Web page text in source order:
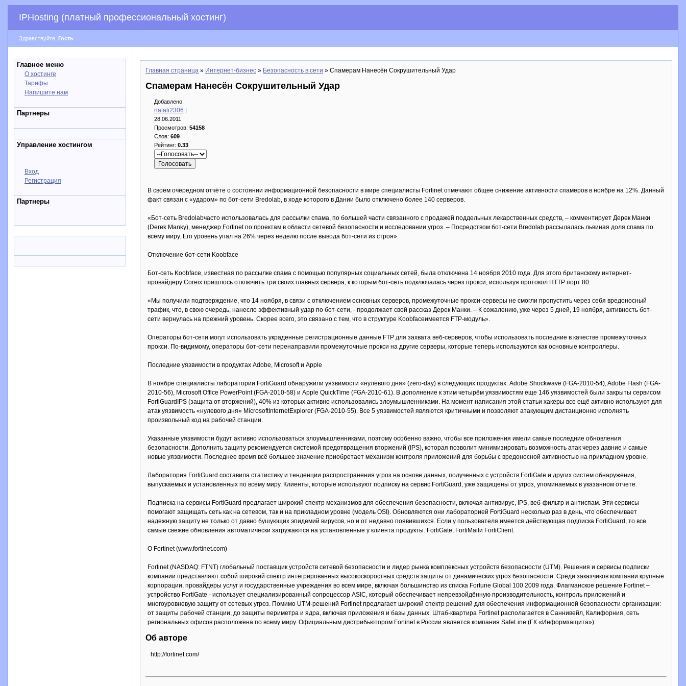
IPHosting (платный профессиональный хостинг)
Здравствуйте, Гость
Главное меню
О хостинге
Тарифы
Напишите нам
Партнеры
Управление хостингом
Вход
Регистрация
Партнеры
Главная страница » Интернет-бизнес » Безопасность в сети » Спамерам Нанесён Сокрушительный Удар
Спамерам Нанесён Сокрушительный Удар
Добавлено:
natali2306 |
28.06.2011
Просмотров: 54158
Слов: 609
Рейтинг: 0.33
В своём очередном отчёте о состоянии информационной безопасности в мире специалисты Fortinet отмечают общее снижение активности спамеров в ноябре на 12%. Данный
факт связан с «ударом» по бот-сети Bredolab, в ходе которого в Дании было отключено более 140 серверов.
«Бот-сеть Bredolabчасто использовалась для рассылки спама, по большей части связанного с продажей поддельных лекарственных средств, – комментирует Дерек Манки
(Derek Manky), менеджер Fortinet по проектам в области сетевой безопасности и исследовании угроз. – Посредством бот-сети Bredolab рассылалась львиная доля спама по
всему миру. Его уровень упал на 26% через неделю после вывода бот-сети из строя».
Отключение бот-сети Koobface
Бот-сеть Koobface, известная по рассылке спама с помощью популярных социальных сетей, была отключена 14 ноября 2010 года. Для этого британскому интернет-
провайдеру Coreix пришлось отключить три своих главных сервера, к которым бот-сеть подключалась через прокси, используя протокол НТТР порт 80.
«Мы получили подтверждение, что 14 ноября, в связи с отключением основных серверов, промежуточные прокси-серверы не смогли пропустить через себя вредоносный
трафик, что, в свою очередь, нанесло эффективный удар по бот-сети, - продолжает свой рассказ Дерек Манки. – К сожалению, уже через 5 дней, 19 ноября, активность бот-
сети вернулась на прежний уровень. Скорее всего, это связано с тем, что в структуре Koobfaceимеется FTP-модуль».
Операторы бот-сети могут использовать украденные регистрационные данные FTP для захвата веб-серверов, чтобы использовать последние в качестве промежуточных
прокси. По-видимому, операторы бот-сети перенаправили промежуточные прокси на другие серверы, которые теперь используются как основные контроллеры.
Последние уязвимости в продуктах Adobe, Microsoft и Apple
В ноябре специалисты лаборатории FortiGuard обнаружили уязвимости «нулевого дня» (zero-day) в следующих продуктах: Adobe Shockwave (FGA-2010-54), Adobe Flash (FGA-
2010-56), Microsoft Office PowerPoint (FGA-2010-58) и Apple QuickTime (FGA-2010-61). В дополнение к этим четырём уязвимостям еще 146 уязвимостей были закрыты сервисом
FortiGuardIPS (защита от вторжений), 40% из которых активно использовались злоумышленниками. На момент написания этой статьи хакеры все ещё активно используют для
атак уязвимость «нулевого дня» MicrosoftInternetExplorer (FGA-2010-55). Все 5 уязвимостей являются критичными и позволяют атакующим дистанционно исполнять
произвольный код на рабочей станции.
Указанные уязвимости будут активно использоваться злоумышленниками, поэтому особенно важно, чтобы все приложения имели самые последние обновления
безопасности. Дополнить защиту рекомендуется системой предотвращения вторжений (IPS), которая позволит минимизировать возможность атак через давние и самые
новые уязвимости. Последнее время всё большее значение приобретает механизм контроля приложений для борьбы с вредоносной активностью на прикладном уровне.
Лаборатория FortiGuard составила статистику и тенденции распространения угроз на основе данных, полученных с устройств FortiGate и других систем обнаружения,
выпускаемых и установленных по всему миру. Клиенты, которые используют подписку на сервис FortiGuard, уже защищены от угроз, упоминаемых в указанном отчете.
Подписка на сервисы FortiGuard предлагает широкий спектр механизмов для обеспечения безопасности, включая антивирус, IPS, веб-фильтр и антиспам. Эти сервисы
помогают защищать сеть как на сетевом, так и на прикладном уровне (модель OSI). Обновляются они лабораторией FortiGuard несколько раз в день, что обеспечивает
надежную защиту не только от давно бушующих эпидемий вирусов, но и от недавно появившихся. Если у пользователя имеется действующая подписка FortiGuard, то все
самые свежие обновления автоматически загружаются на установленные у клиента продукты: FortiGate, FortiMailи FortiClient.
О Fortinet (www.fortinet.com)
Fortinet (NASDAQ: FTNT) глобальный поставщик устройств сетевой безопасности и лидер рынка комплексных устройств безопасности (UTM). Решения и сервисы подписки
компании представляют собой широкий спектр интегрированных высокоскоростных средств защиты от динамических угроз безопасности. Среди заказчиков компании крупные
корпорации, провайдеры услуг и государственные учреждения во всем мире, включая большинство из списка Fortune Global 100 2009 года. Флагманское решение Fortinet –
устройство FortiGate - использует специализированный сопроцессор ASIC, который обеспечивает непревзойдённую производительность, контроль приложений и
многоуровневую защиту от сетевых угроз. Помимо UTM-решений Fortinet предлагает широкий спектр решений для обеспечения информационной безопасности организации:
от защиты рабочей станции, до защиты периметра и ядра, включая приложения и базы данных. Штаб-квартира Fortinet располагается в Саннивейл, Калифорния, сеть
региональных офисов расположена по всему миру. Официальным дистрибьютором Fortinet в России является компания SafeLine (ГК «Информзащита»).
Об авторе
http://fortinet.com/